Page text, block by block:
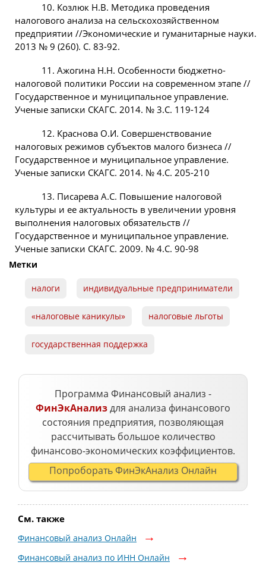
10. Козлюк Н.В. Методика проведения
налогового анализа на сельскохозяйственном
предприятии //Экономические и гуманитарные науки.
2013 № 9 (260). С. 83-92.
11. Ажогина Н.Н. Особенности бюджетно-
налоговой политики России на современном этапе //
Государственное и муниципальное управление.
Ученые записки СКАГС. 2014. № 3.С. 119-124
12. Краснова О.И. Совершенствование
налоговых режимов субъектов малого бизнеса //
Государственное и муниципальное управление.
Ученые записки СКАГС. 2014. № 4.С. 205-210
13. Писарева А.С. Повышение налоговой
культуры и ее актуальность в увеличении уровня
выполнения налоговых обязательств //
Государственное и муниципальное управление.
Ученые записки СКАГС. 2009. № 4.С. 90-98
Метки
налоги индивидуальные предприниматели
«налоговые каникулы» налоговые льготы
государственная поддержка
Программа Финансовый анализ -
ФинЭкАнализдля анализа финансового
состояния предприятия, позволяющая
рассчитывать большое количество
финансово-экономических коэффициентов.
Попроборать ФинЭкАнализ Онлайн
См. также
Финансовый анализ Онлайн
Финансовый анализ по ИНН Онлайн